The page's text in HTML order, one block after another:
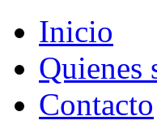
Inicio
Quienes
Contacto